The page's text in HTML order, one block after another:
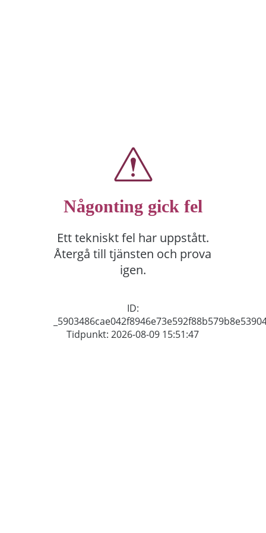
Någonting gick fel
Ett tekniskt fel har uppstått.
Återgå till tjänsten och prova
igen.
ID:
Tidpunkt: 2026-08-09 15:51:47